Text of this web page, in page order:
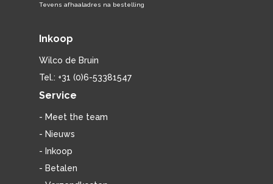
Tevens afhaaladres na bestelling
Inkoop
Wilco de Bruin
Tel.: +31 (0)6-53381547
Service
- Meet the team
- Nieuws
- Inkoop
- Betalen